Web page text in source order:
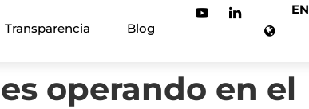
Transparencia Blog
EN
operando en el